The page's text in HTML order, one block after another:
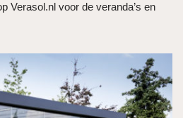
Verasol.nl voor de veranda’s en